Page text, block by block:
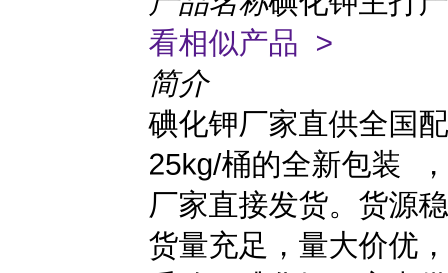
看相似产品 >
简介
碘化钾厂家直供全国
25kg/桶的全新包装
厂家直接发货。货源
货量充足，量大价优